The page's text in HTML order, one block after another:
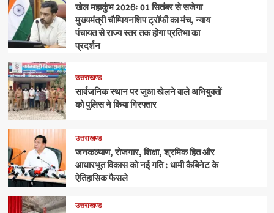
खेल महाकुंभ 2026ः 01 सितंबर से सजेगा
मुख्यमंत्री चौम्पियनशिप ट्रॉफी का मंच, न्याय
पंचायत से राज्य स्तर तक होगा प्रतिभा का
प्रदर्शन
उत्तराखण्ड
सार्वजनिक स्थान पर जुआ खेलने वाले अभियुक्तों
को पुलिस ने किया गिरफ्तार
उत्तराखण्ड
जनकल्याण, रोजगार, शिक्षा, श्रमिक हित और
आधारभूत विकास को नई गति : धामी कैबिनेट के
ऐतिहासिक फैसले
उत्तराखण्ड